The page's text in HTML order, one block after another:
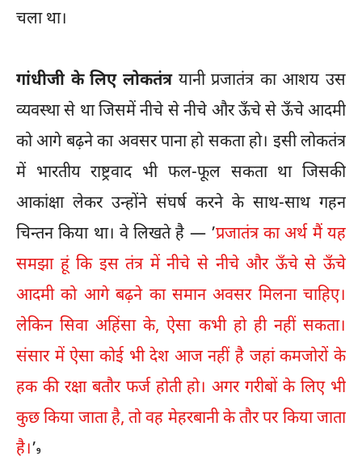
चला था।
गांधीजी के लिए लोकतंत्र यानी प्रजातंत्र का आशय उस
व्यवस्था से था जिसमें नीचे से नीचे और ऊँचे से ऊँचे आदमी
को आगे बढ़ने का अवसर पाना हो सकता हो। इसी लोकतंत्र
में भारतीय राष्ट्रवाद भी फल-फूल सकता था जिसकी
आकांक्षा लेकर उन्होंने संघर्ष करने के साथ-साथ गहन
चिन्तन किया था। वे लिखते है — ’प्रजातंत्र का अर्थ मैं यह
समझा हूं कि इस तंत्र में नीचे से नीचे और ऊँचे से ऊँचे
आदमी को आगे बढ़ने का समान अवसर मिलना चाहिए।
लेकिन सिवा अहिंसा के, ऐसा कभी हो ही नहीं सकता।
संसार में ऐसा कोई भी देश आज नहीं है जहां कमजोरों के
हक की रक्षा बतौर फर्ज होती हो। अगर गरीबों के लिए भी
कुछ किया जाता है, तो वह मेहरबानी के तौर पर किया जाता
है।’9